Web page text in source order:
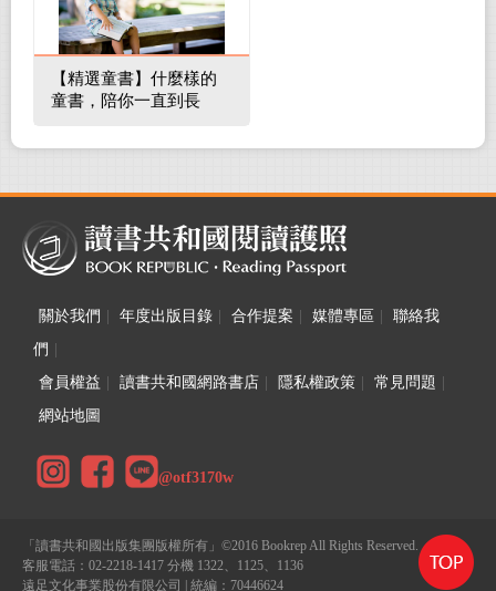
【精選童書】什麼樣的
童書，陪你一直到長
關於我們 年度出版目錄 合作提案 媒體專區
聯絡我
們
會員權益
讀書共和國網路書店 隱私權政策 常見問題
網站地圖
@otf3170w
「讀書共和國出版集團版權所有」©2016 Bookrep All Rights Reserved.
客服電話：02-2218-1417 分機 1322、1125、1136
遠足文化事業股份有限公司 | 統編：70446624